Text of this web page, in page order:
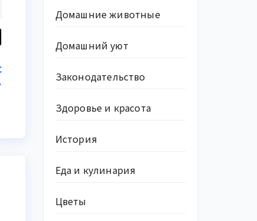
Домашние животные
Домашний уют
Законодательство
Здоровье и красота
История
Еда и кулинария
Цветы